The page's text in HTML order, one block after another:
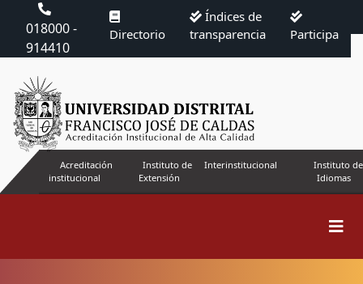
018000 -
914410
Directorio
Índices de
transparencia
Participa
Acreditación
institucional
Instituto de
Extensión
Interinstitucional
Instituto de
Idiomas